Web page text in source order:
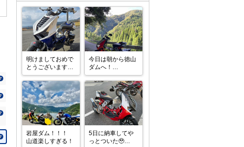
明けましておめで
とうございます🎍
イタルジェット
🇮🇹で新年の初乗
り行ってきました
😃
めっちゃ寒かっ
た・・・😱
今日は朝から徳山
ダムへ！
馬坂峠で猿発
見！　砂利と湧き
水すごくてバイク
汚れちゃったけど
これはこれで楽し
かったです。
次は通らないです
笑笑
#ツーリング好き
岩屋ダム！！！
山道楽しすぎる！
5日に納車してや
っとついた🥹